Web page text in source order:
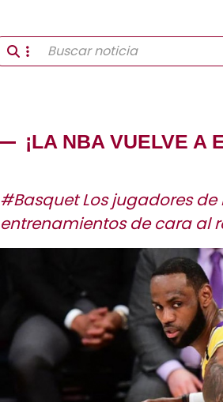
¡LA NBA VUELVE A
#Basquet Los jugadores de
entrenamientos de cara al